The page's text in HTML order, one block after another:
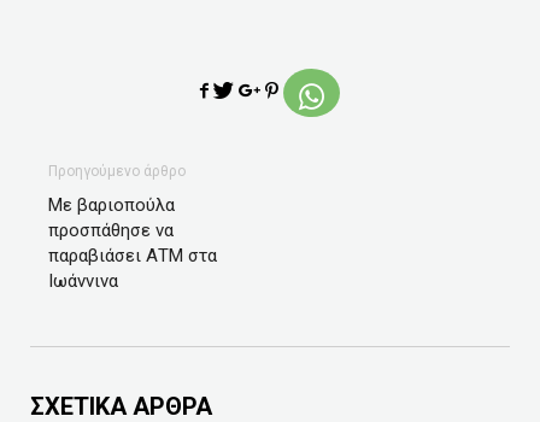
Προηγούμενο άρθρο
Με βαριοπούλα
προσπάθησε να
παραβιάσει ΑΤΜ στα
Ιωάννινα
ΣΧΕΤΙΚΑ ΑΡΘΡΑ